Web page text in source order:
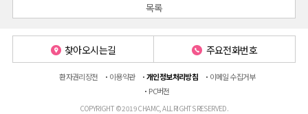
목록
찾아오시는길 주요전화번호
환자권리장전 이용약관 개인정보처리방침
이메일 수집거부
PC버전
COPYRIGHT © 2019 CHAMC, ALL RIGHTS RESERVED.